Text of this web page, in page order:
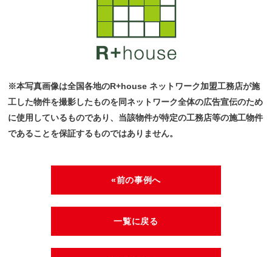
※本写真画像は全国各地のR+house ネットワーク加盟工務店が施
工した物件を撮影したものを同ネットワーク全体の広告宣伝のため
に使用しているものであり、当該物件が特定の工務店等の施工物件
であることを保証するものではありません。
«前の事例へ
一覧に戻る